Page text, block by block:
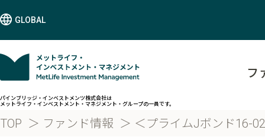
GLOBAL
パインブリッジ・インベストメンツ株式会社は
メットライフ・インベストメント・マネジメント・グループの一員です。
フ
TOP ファンド情報 ＜プライムJボンド16-